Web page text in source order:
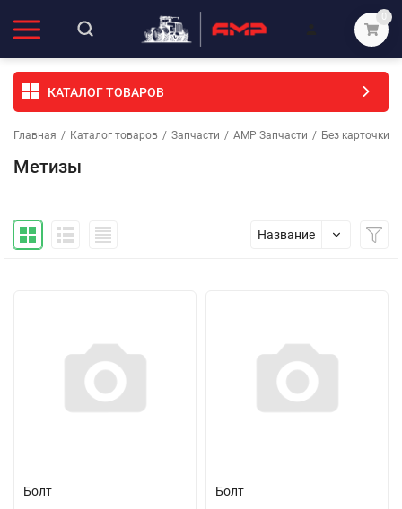
0
КАТАЛОГ ТОВАРОВ
Главная / Каталог товаров / Запчасти / АМР Запчасти / Без карточки
Метизы
Название
Болт Болт